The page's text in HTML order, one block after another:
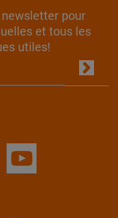
pour
et tous les
utiles!